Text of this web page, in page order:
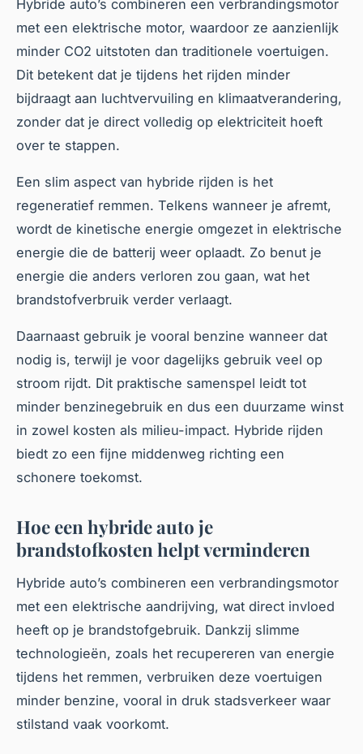
Hybride auto’s combineren een verbrandingsmotor
met een elektrische motor, waardoor ze aanzienlijk
minder CO2 uitstoten dan traditionele voertuigen.
Dit betekent dat je tijdens het rijden minder
bijdraagt aan luchtvervuiling en klimaatverandering,
zonder dat je direct volledig op elektriciteit hoeft
over te stappen.
Een slim aspect van hybride rijden is het
regeneratief remmen. Telkens wanneer je afremt,
wordt de kinetische energie omgezet in elektrische
energie die de batterij weer oplaadt. Zo benut je
energie die anders verloren zou gaan, wat het
brandstofverbruik verder verlaagt.
Daarnaast gebruik je vooral benzine wanneer dat
nodig is, terwijl je voor dagelijks gebruik veel op
stroom rijdt. Dit praktische samenspel leidt tot
minder benzinegebruik en dus een duurzame winst
in zowel kosten als milieu-impact. Hybride rijden
biedt zo een fijne middenweg richting een
schonere toekomst.
Hoe een hybride auto je
brandstofkosten helpt verminderen
Hybride auto’s combineren een verbrandingsmotor
met een elektrische aandrijving, wat direct invloed
heeft op je brandstofgebruik. Dankzij slimme
technologieën, zoals het recupereren van energie
tijdens het remmen, verbruiken deze voertuigen
minder benzine, vooral in druk stadsverkeer waar
stilstand vaak voorkomt.